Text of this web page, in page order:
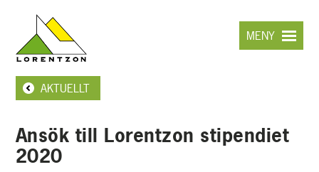
huvudinnehållet
MENY
AKTUELLT
Ansök till Lorentzon stipendiet
2020